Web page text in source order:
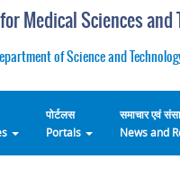
Medical Sciences and
of Science and
पोर्टलस
Portals
समाचार एवं
News and